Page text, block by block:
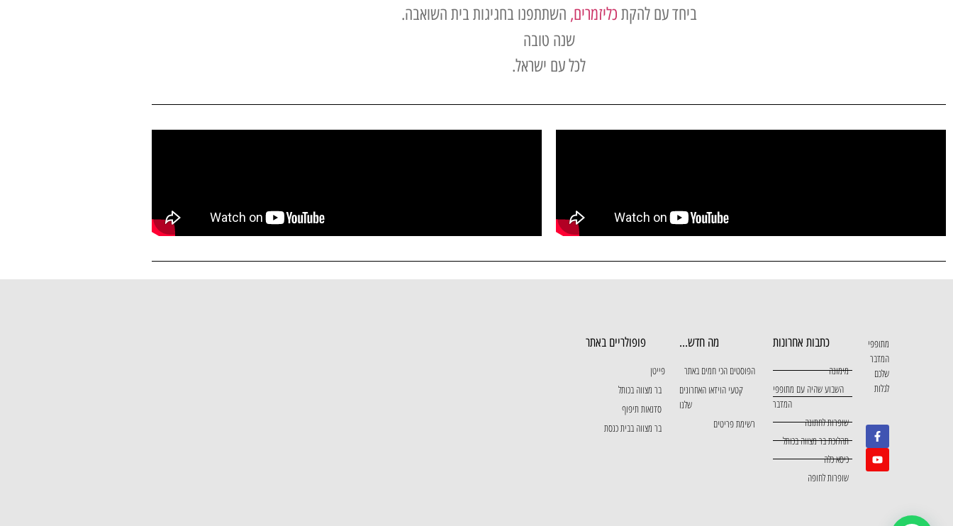
ביחד עם להקת כליזמרים, השתתפנו בחגיגות בית השואבה.
שנה טובה
לכל עם ישראל.
מתופפי
המדבר
שלכם
לגלות
כתבות אחרונות
מימונה
השבוע שהיה עם מתופפי
המדבר
שופרות לחתונה
תהלוכת בר מצווה בכותל
כיסא כלה
שופרות לחופה
מה חדש...
הפוסטים הכי חמים באתר
קטעי הוידאו האחרונים
שלנו
רשימת פריטים
פופולריים באתר
פייטן
בר מצווה בכותל
סדנאות תיפוף
בר מצווה בבית כנסת